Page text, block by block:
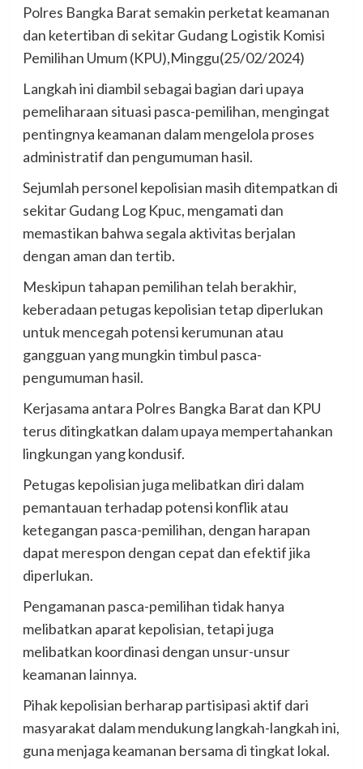
Polres Bangka Barat semakin perketat keamanan
dan ketertiban di sekitar Gudang Logistik Komisi
Pemilihan Umum (KPU),Minggu(25/02/2024)
Langkah ini diambil sebagai bagian dari upaya
pemeliharaan situasi pasca-pemilihan, mengingat
pentingnya keamanan dalam mengelola proses
administratif dan pengumuman hasil.
Sejumlah personel kepolisian masih ditempatkan di
sekitar Gudang Log Kpuc, mengamati dan
memastikan bahwa segala aktivitas berjalan
dengan aman dan tertib.
Meskipun tahapan pemilihan telah berakhir,
keberadaan petugas kepolisian tetap diperlukan
untuk mencegah potensi kerumunan atau
gangguan yang mungkin timbul pasca-
pengumuman hasil.
Kerjasama antara Polres Bangka Barat dan KPU
terus ditingkatkan dalam upaya mempertahankan
lingkungan yang kondusif.
Petugas kepolisian juga melibatkan diri dalam
pemantauan terhadap potensi konflik atau
ketegangan pasca-pemilihan, dengan harapan
dapat merespon dengan cepat dan efektif jika
diperlukan.
Pengamanan pasca-pemilihan tidak hanya
melibatkan aparat kepolisian, tetapi juga
melibatkan koordinasi dengan unsur-unsur
keamanan lainnya.
Pihak kepolisian berharap partisipasi aktif dari
masyarakat dalam mendukung langkah-langkah ini,
guna menjaga keamanan bersama di tingkat lokal.